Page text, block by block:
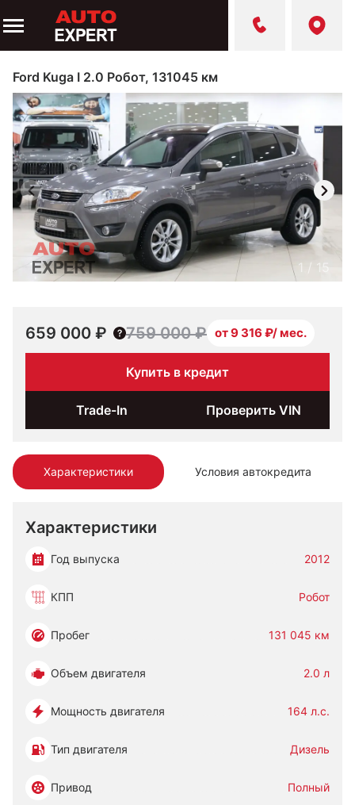
Ford Kuga I 2.0 Робот, 131045 км
Характеристики Условия автокредита
Характеристики
Год выпуска 2012
КПП Робот
Пробег 131 045 км
Объем двигателя 2.0 л
Мощность двигателя 164 л.с.
Тип двигателя Дизель
Привод Полный
1 / 15
659 000 ₽ 759 000 ₽ от 9 316 ₽/ мес.
Купить в кредит
Trade-In Проверить VIN